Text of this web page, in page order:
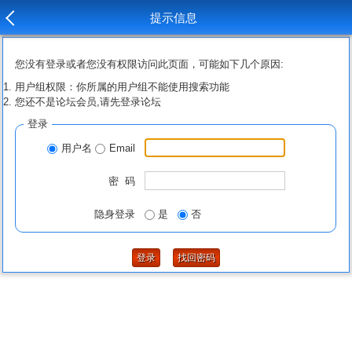
提示信息
您没有登录或者您没有权限访问此页面，可能如下几个原因:
用户组权限：你所属的用户组不能使用搜索功能
您还不是论坛会员,请先登录论坛
登录
用户名 Email
密 码
隐身登录 是 否